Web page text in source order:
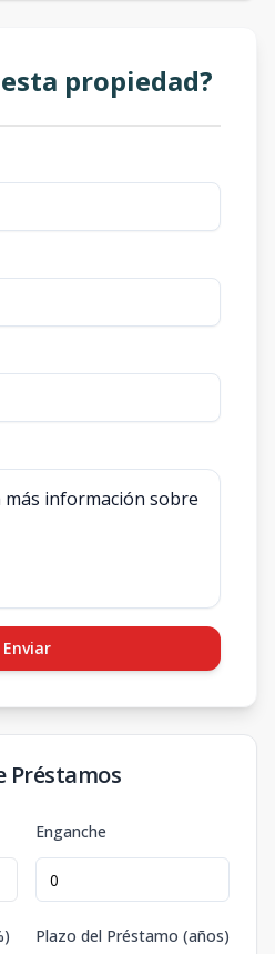
propiedad?
Enviar
Préstamos
Enganche
Plazo del Préstamo (años)